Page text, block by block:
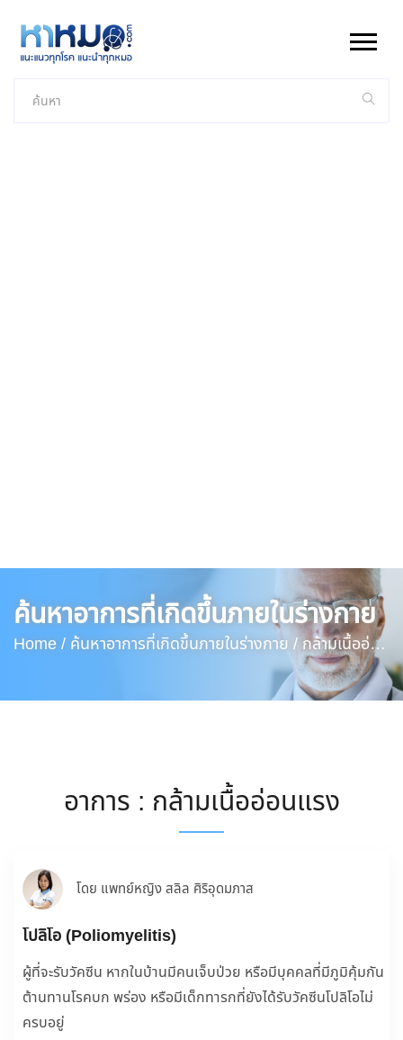
ค้นหาอาการที่เกิดขึ้นภายในร่างกาย
Home / ค้นหาอาการที่เกิดขึ้นภายในร่างกาย / กล้ามเนื้ออ่อน
อาการ : กล้ามเนื้ออ่อนแรง
โดย แพทย์หญิง สลิล ศิริอุดมภาส
โปลิโอ (Poliomyelitis)
ผู้ที่จะรับวัคซีน หากในบ้านมีคนเจ็บป่วย หรือมีบุคคลที่มีภูมิคุ้มกัน
ต้านทานโรคบก พร่อง หรือมีเด็กทารกที่ยังได้รับวัคซีนโปลิโอไม่
ครบอยู่